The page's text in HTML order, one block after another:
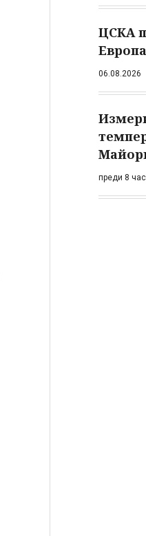
ЦСКА
06.08.2026
преди 8